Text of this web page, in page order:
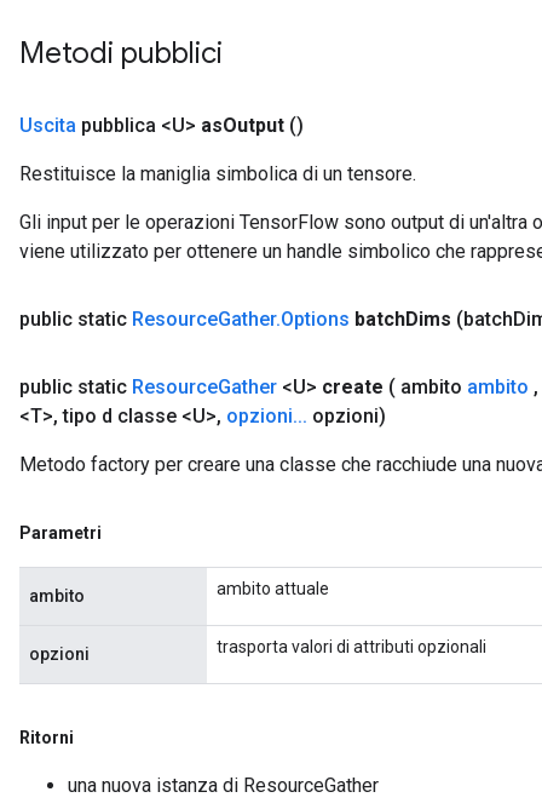
Metodi pubblici
Uscita pubblica <U> asOutput ()
Restituisce la maniglia simbolica di un tensore.
Gli input per le operazioni TensorFlow sono output di un'altra
viene utilizzato per ottenere un handle simbolico che
public static ResourceGather.Options batchDims (batch
public static ResourceGather <U> create ( ambito ambito ,
<T>, tipo d classe <U>, opzioni... opzioni)
Metodo factory per creare una classe che racchiude una
Parametri
ambito ambito attuale
opzioni trasporta valori di attributi opzionali
Ritorni
una nuova istanza di ResourceGather